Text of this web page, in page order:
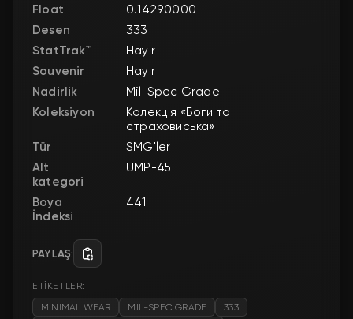
Float
0.14290000
Desen
333
StatTrak™
Hayır
Souvenir
Hayır
Nadirlik
Mil-Spec Grade
Koleksiyon
Колекція «Боги та
страховиська»
Tür
SMG'ler
Alt
kategori
UMP-45
Boya
İndeksi
441
PAYLAŞ:
ETİKETLER:
MINIMAL WEAR
MIL-SPEC GRADE
333